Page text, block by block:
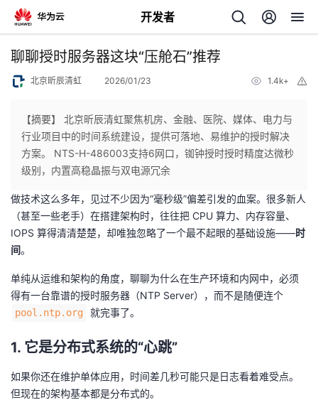
开发者
返
个
人
主
页
我
的
开
发
者
我
聊聊授时服务器这块“压舱石”推荐
北京昕辰清虹 2026/01/23 1.4k+
【摘要】 北京昕辰清虹聚焦机房、金融、医院、媒体、电力与
行业项目中的时间系统建设，提供可落地、易维护的授时解决
方案。 NTS-H-486003支持6网口，铷钟授时授时精度达微秒
级别，内置高稳晶振与双电源冗余
做技术这么多年，见过不少因为“毫秒级”偏差引发的血案。很多新人
（甚至一些老手）在搭建架构时，往往把 CPU 算力、内存容量、
IOPS 算得清清楚楚，却唯独忽略了一个最不起眼的基础设施——​时
间​。
单纯从运维和架构的角度，聊聊为什么在生产环境和内网中，必须
得有一台靠谱的授时服务器（NTP Server），而不是随便连个
pool.ntp.org 就完事了。
1. 它是分布式系统的“心跳”
如果你还在维护单体应用，时间差几秒可能只是日志看着难受点。
但现在的架构基本都是分布式的。